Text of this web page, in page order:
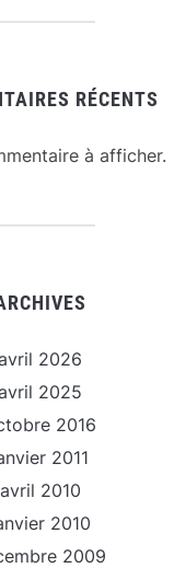
RÉCENTS
à afficher.
2026
2025
2016
2011
avril 2010
2010
2009